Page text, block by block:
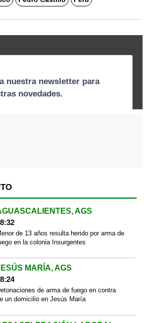
AGS
de 13 años resulta herido por arma de
en la colonia Insurgentes
MARÍA, AGS
de arma de fuego en contra
un domicilio en Jesús María